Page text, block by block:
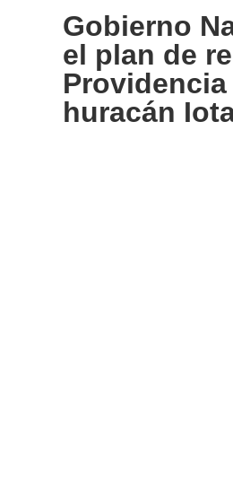
Gobierno
el plan de
huracán